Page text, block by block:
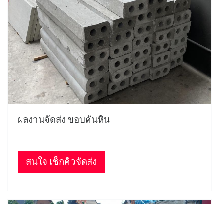
ผลงานจัดส่ง ขอบคันหิน
สนใจ เช็กคิวจัดส่ง